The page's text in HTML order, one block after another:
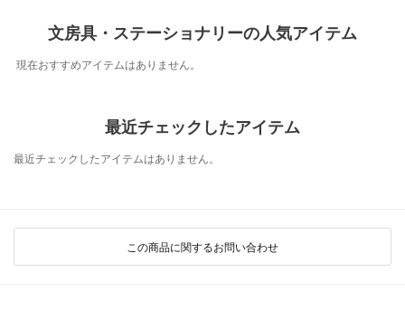
文房具・ステーショナリーの人気アイテム
現在おすすめアイテムはありません。
最近チェックしたアイテム
最近チェックしたアイテムはありません。
この商品に関するお問い合わせ